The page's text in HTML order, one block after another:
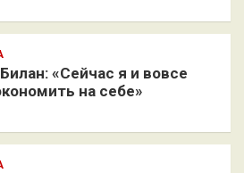
«Сейчас я и вовсе
на себе»